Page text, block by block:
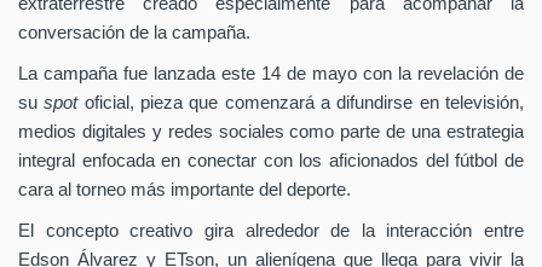
extraterrestre creado especialmente para acompañar la
conversación de la campaña.
La campaña fue lanzada este 14 de mayo con la revelación de
suspot oficial, pieza que comenzará a difundirse en televisión,
medios digitales y redes sociales como parte de una estrategia
integral enfocada en conectar con los aficionados del fútbol de
cara al torneo más importante del deporte.
El concepto creativo gira alrededor de la interacción entre
Edson Álvarez y ETson, un alienígena que llega para vivir la